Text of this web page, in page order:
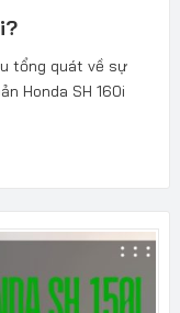
tổng quát về sự
Honda SH 160i